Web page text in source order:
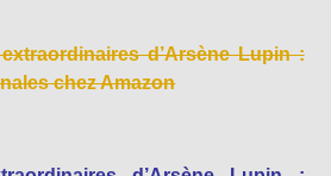
d’Arsène Lupin :
chez Amazon